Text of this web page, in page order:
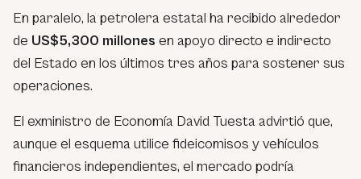
En paralelo, la petrolera estatal ha recibido alrededor
de US$5,300 millones en apoyo directo e indirecto
del Estado en los últimos tres años para sostener sus
operaciones.
El exministro de Economía David Tuesta advirtió que,
aunque el esquema utilice fideicomisos y vehículos
financieros independientes, el mercado podría